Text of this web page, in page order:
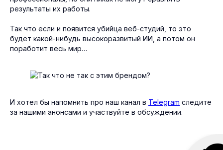
результаты их работы.
Так что если и появится убийца веб-студий, то это
будет какой-нибудь высокоразвитый ИИ, а потом он
поработит весь мир…
И хотел бы напомнить про наш канал в Telegram следите
за нашими анонсами и участвуйте в обсуждении.